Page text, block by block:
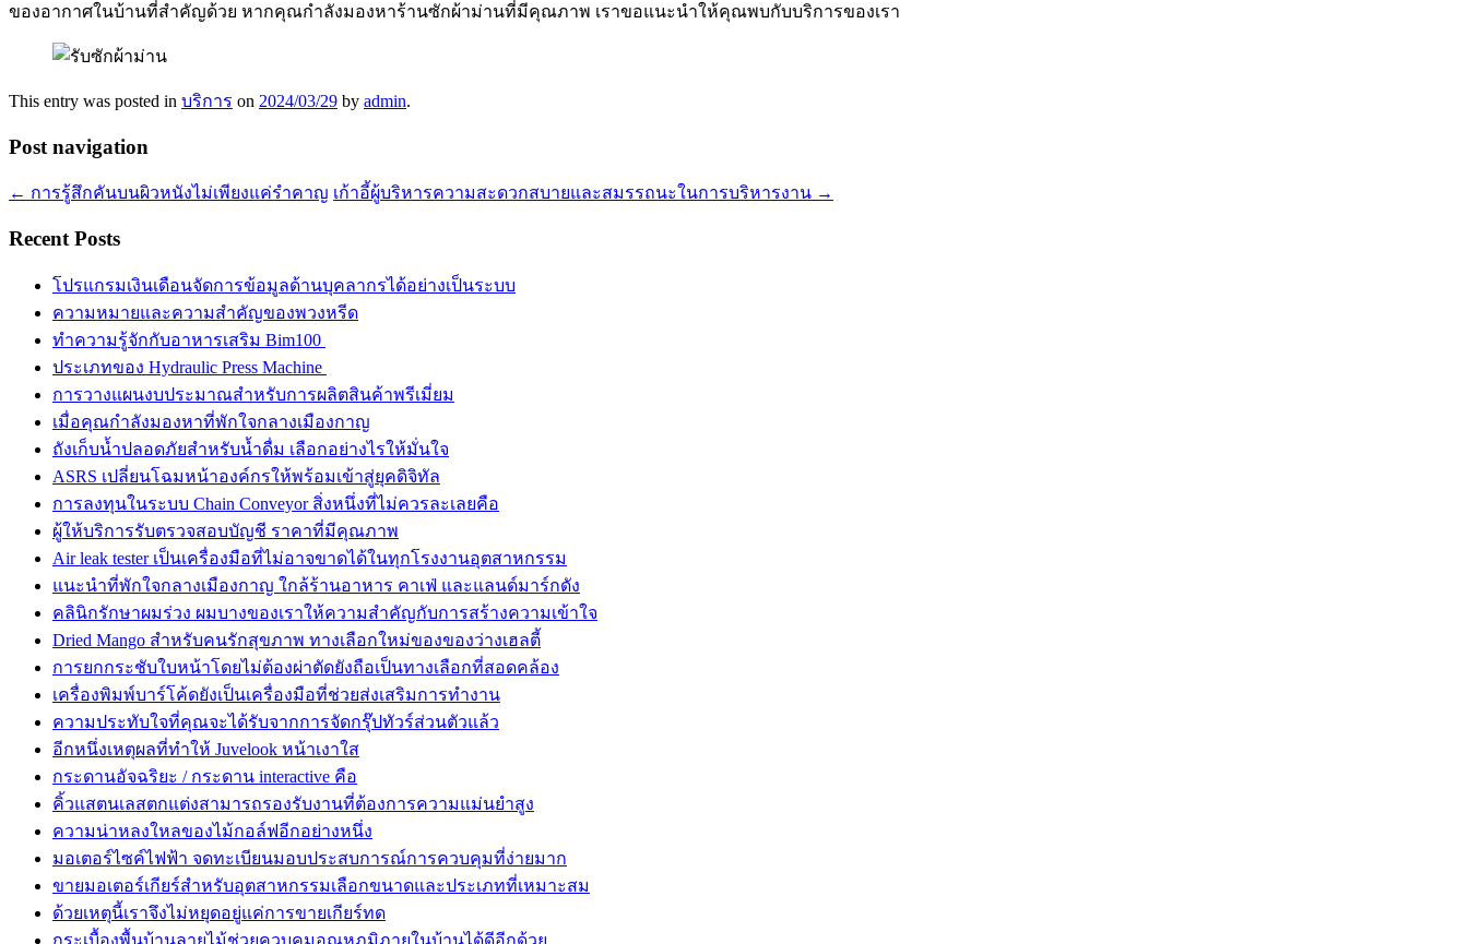
ของอากาศในบ้านที่สำคัญด้วย หากคุณกำลังมองหาร้านซักผ้าม่านที่มีคุณภาพ เราขอแนะนำให้คุณพบกับบริการของเรา
This entry was posted in บริการ on 2024/03/29 by admin.
Post navigation
← การรู้สึกคันบนผิวหนังไม่เพียงแค่รำคาญ เก้าอี้ผู้บริหารความสะดวกสบายและสมรรถนะในการบริหารงาน →
Recent Posts
โปรแกรมเงินเดือนจัดการข้อมูลด้านบุคลากรได้อย่างเป็นระบบ
ความหมายและความสำคัญของพวงหรีด
ทำความรู้จักกับอาหารเสริม Bim100
ประเภทของ Hydraulic Press Machine
การวางแผนงบประมาณสำหรับการผลิตสินค้าพรีเมี่ยม
เมื่อคุณกำลังมองหาที่พักใจกลางเมืองกาญ
ถังเก็บน้ำปลอดภัยสำหรับน้ำดื่ม เลือกอย่างไรให้มั่นใจ
ASRS เปลี่ยนโฉมหน้าองค์กรให้พร้อมเข้าสู่ยุคดิจิทัล
การลงทุนในระบบ Chain Conveyor สิ่งหนึ่งที่ไม่ควรละเลยคือ
ผู้ให้บริการรับตรวจสอบบัญชี ราคาที่มีคุณภาพ
Air leak tester เป็นเครื่องมือที่ไม่อาจขาดได้ในทุกโรงงานอุตสาหกรรม
แนะนำที่พักใจกลางเมืองกาญ ใกล้ร้านอาหาร คาเฟ่ และแลนด์มาร์กดัง
คลินิกรักษาผมร่วง ผมบางของเราให้ความสำคัญกับการสร้างความเข้าใจ
Dried Mango สำหรับคนรักสุขภาพ ทางเลือกใหม่ของของว่างเฮลตี้
การยกกระชับใบหน้าโดยไม่ต้องผ่าตัดยังถือเป็นทางเลือกที่สอดคล้อง
เครื่องพิมพ์บาร์โค้ดยังเป็นเครื่องมือที่ช่วยส่งเสริมการทำงาน
ความประทับใจที่คุณจะได้รับจากการจัดกรุ๊ปทัวร์ส่วนตัวแล้ว
อีกหนึ่งเหตุผลที่ทำให้ Juvelook หน้าเงาใส
กระดานอัจฉริยะ / กระดาน interactive คือ
คิ้วแสตนเลสตกแต่งสามารถรองรับงานที่ต้องการความแม่นยำสูง
ความน่าหลงใหลของไม้กอล์ฟอีกอย่างหนึ่ง
มอเตอร์ไซค์ไฟฟ้า จดทะเบียนมอบประสบการณ์การควบคุมที่ง่ายมาก
ขายมอเตอร์เกียร์สำหรับอุตสาหกรรมเลือกขนาดและประเภทที่เหมาะสม
ด้วยเหตุนี้เราจึงไม่หยุดอยู่แค่การขายเกียร์ทด
กระเบื้องพื้นบ้านลายไม้ช่วยควบคุมอุณหภูมิภายในบ้านได้ดีอีกด้วย